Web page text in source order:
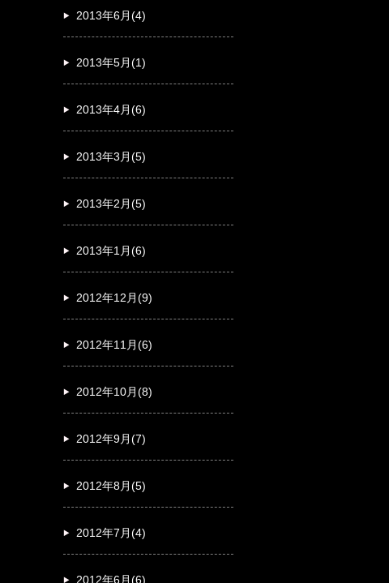
2013年6月(4)
2013年5月(1)
2013年4月(6)
2013年3月(5)
2013年2月(5)
2013年1月(6)
2012年12月(9)
2012年11月(6)
2012年10月(8)
2012年9月(7)
2012年8月(5)
2012年7月(4)
2012年6月(6)